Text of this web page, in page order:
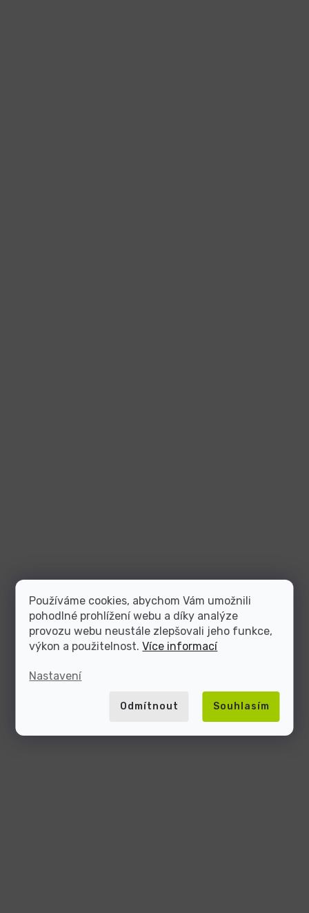
Používáme cookies, abychom Vám umožnili
pohodlné prohlížení webu a díky analýze
provozu webu neustále zlepšovali jeho funkce,
výkon a použitelnost.Více informací
Nastavení
Odmítnout Souhlasím